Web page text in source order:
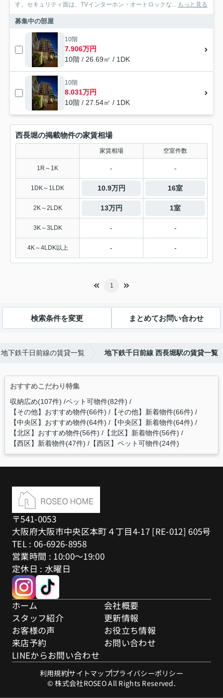
す。セキュリティ面は、TVインターホン・オートロックな... もっと見る
募集中の部屋
10階
7.906万円
10階 / 26.69㎡ / 1DK
10階
8.031万円
10階 / 27.54㎡ / 1DK
西長堀の掲載物件の家賃相場
家賃相場 空室件数
1R～1K - -
1DK～1LDK 10.9万円 16室
2K～2LDK 13万円 1室
3K～3LDK - -
4K～4LDK以上 - -
1
検索条件を変更 まとめてお問い合わせ
地下鉄千日前線の賃貸一覧 地下鉄千日前線 西長堀駅の賃貸一覧
おすすめこだわり特集
収納広め(107件) ペット可物件(82件)
【その他】おすすめ物件(66件) 【その他】新着物件(66件)
【中央区】おすすめ物件(64件) 【中央区】新着物件(64件)
【北区】おすすめ物件(56件) 【北区】新着物件(56件)
【西区】新着物件(47件) 【西区】ペット可物件(24件)
〒541-0053
大阪府大阪市中央区本町４丁目4-17 [RE-012] 605号
TEL : 06-6926-8958
営業時間 : 10:00～19:00
定休日 : 水曜日
ホーム
会社概要
スタッフ紹介
更新情報
お客様の声
お役立ち情報
来店予約
お問い合わせ
LINEからお問い合わせ
利用規約サイトマッププライバシーポリシー
© 株式会社ROSEO All Rights Reserved.